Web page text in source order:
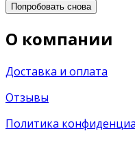
Попробовать снова
О компании
Доставка и оплата
Отзывы
Политика